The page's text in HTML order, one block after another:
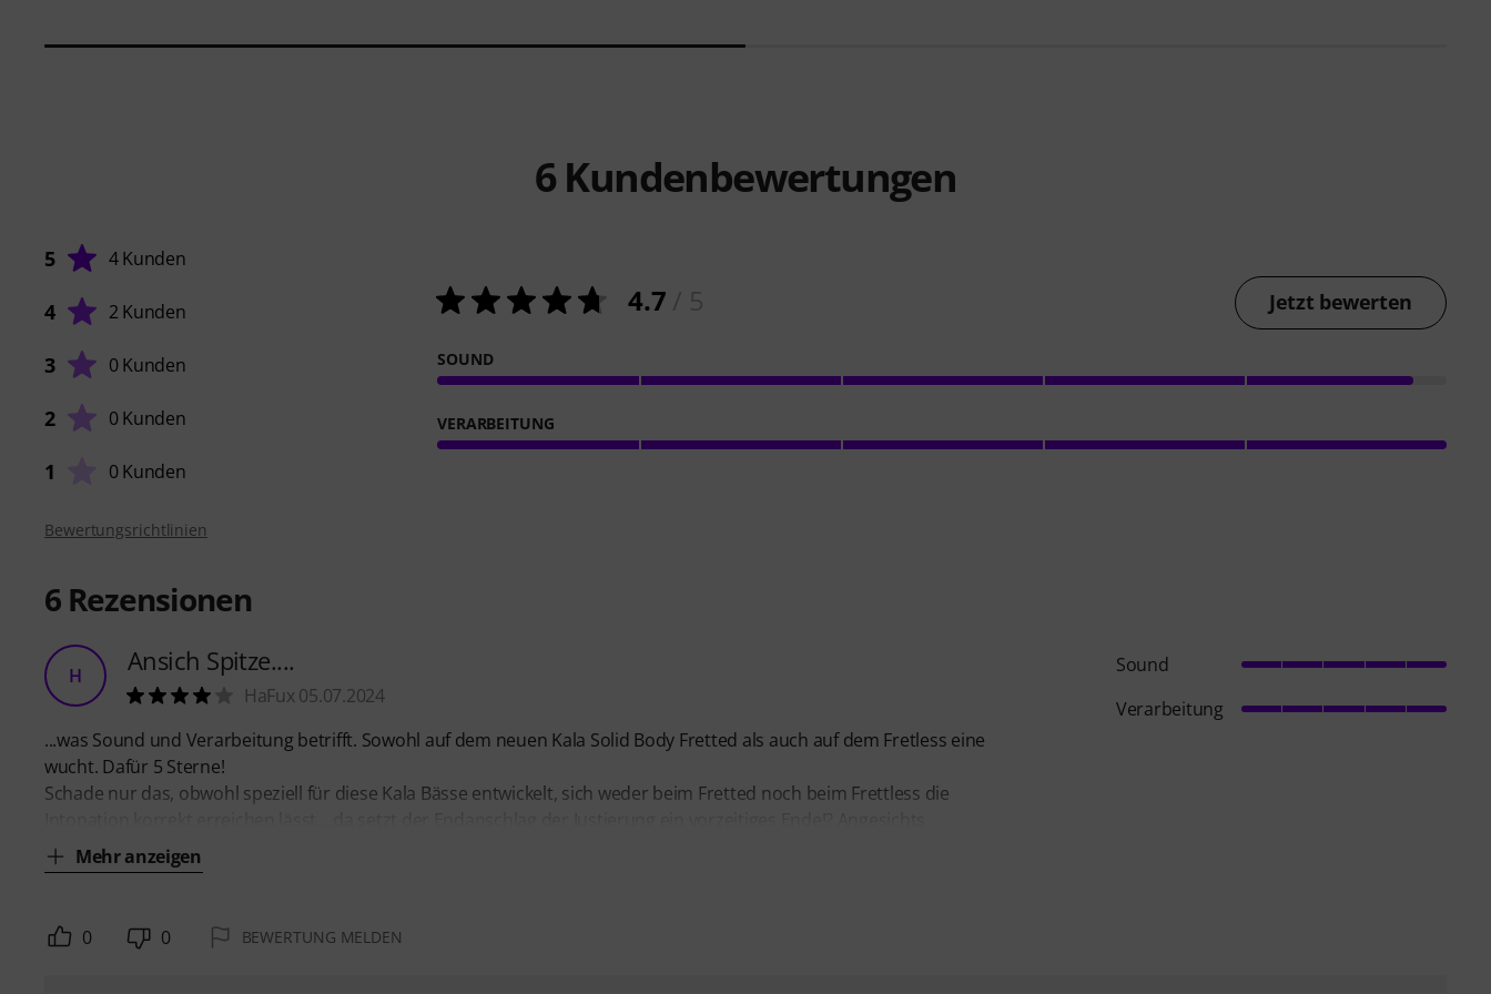
6Kundenbewertungen
5 4 Kunden
4 2 Kunden
3 0 Kunden
2 0 Kunden
1 0 Kunden
4.7 Jetzt bewerten
SOUND
VERARBEITUNG
Bewertungsrichtlinien
6 Rezensionen
H Ansich Spitze....
HaFux 05.07.2024
...was Sound und Verarbeitung betrifft. Sowohl auf dem neuen Kala Solid Body Fretted als auch auf dem Fretless eine
wucht. Dafür 5 Sterne!
Schade nur das, obwohl speziell für diese Kala Bässe entwickelt, sich weder beim Fretted noch beim Frettless die
Mehr anzeigen
Sound
Verarbeitung
0 0 BEWERTUNG MELDEN